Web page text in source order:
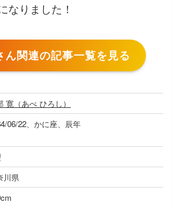
なりました！
ん関連の記事一覧を見る
寛（あべ ひろし）
06/22、かに座、辰年
川県